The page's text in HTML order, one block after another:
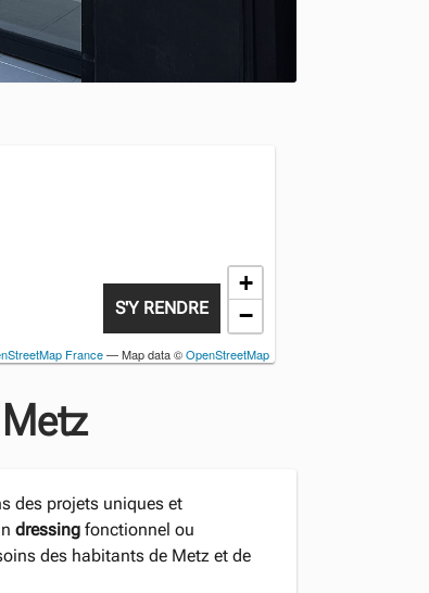
+
−
France— Map data ©OpenStreetMap
S'Y RENDRE
des projets uniques et
dressing fonctionnel ou
des habitants de Metz et de